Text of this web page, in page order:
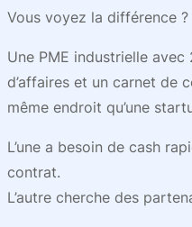
Vous voyez la différence ?
Une PME industrielle
d’affaires et un carnet de
même endroit qu’une
L’une a besoin de cash
contrat.
L’autre cherche des